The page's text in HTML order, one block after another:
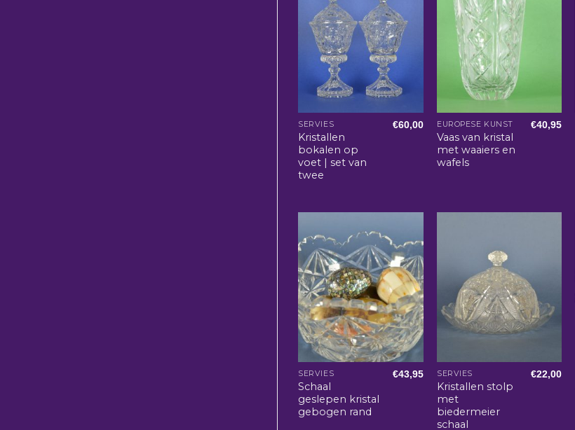
SERVIES
Kristallen
bokalen op
voet | set van
twee
€60,00 EUROPESE KUNST
Vaas van kristal
met waaiers en
wafels
€40,95
SERVIES
Schaal
geslepen kristal
gebogen rand
€43,95 SERVIES
Kristallen stolp
met
biedermeier
schaal
€22,00